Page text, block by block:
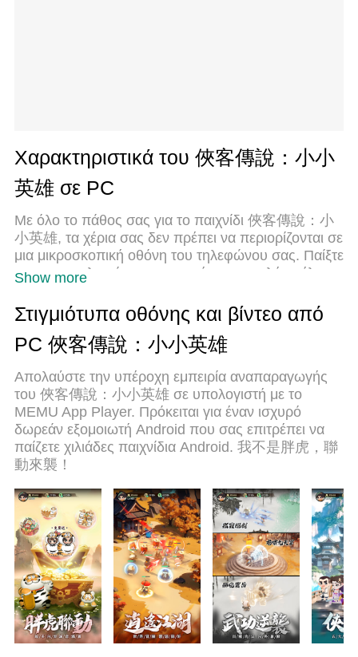
Χαρακτηριστικά του 俠客傳說：小小
英雄 σε PC
Με όλο το πάθος σας για το παιχνίδι 俠客傳說：小
小英雄, τα χέρια σας δεν πρέπει να περιορίζονται σε
μια μικροσκοπική οθόνη του τηλεφώνου σας. Παίξτε
σαν επαγγελματίας και αποκτήστε τον πλήρη έλεγχο
MEmu σας προσφέρει όλα όσα περιμένετε.
Κατεβάστε και παίξτε 俠客傳說：小小英雄 σε
υπολογιστή. Παίξτε όσο θέλετε, χωρίς άλλους
τηλεφωνίας και ενοχλητικών κλήσεων. Το
ολοκαίνουργιο MEmu 9 είναι η καλύτερη επιλογή
για να παίξετε 俠客傳說：小小英雄 σε υπολογιστή.
Ετοιμασμένο με την εμπειρία μας, το εξαιρετικό
σύστημα προκαθορισμένης αντιστοίχισης πλήκτρων
καθιστά το 俠客傳說：小小英雄 ένα πραγματικό
περιπτώσεων MEmu καθιστά δυνατό το παιχνίδι με
2 ή περισσότερους λογαριασμούς στην ίδια
συσκευή. Και το πιο σημαντικό, η αποκλειστική
μηχανή εξομοίωσης μας μπορεί να απελευθερώσει
πλήρως τις δυνατότητες του υπολογιστή σας,
κάνοντας τα πάντα ομαλά.
Show more
Στιγμιότυπα οθόνης και βίντεο από
PC 俠客傳說：小小英雄
Απολαύστε την υπέροχη εμπειρία αναπαραγωγής
του 俠客傳說：小小英雄 σε υπολογιστή με το
MEMU App Player. Πρόκειται για έναν ισχυρό
δωρεάν εξομοιωτή Android που σας επιτρέπει να
παίζετε χιλιάδες παιχνίδια Android. 我不是胖虎，聯
動來襲！